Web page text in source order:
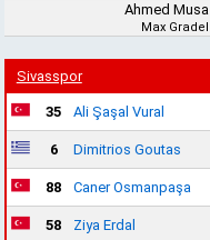
Ahmed Musa
Max Gradel
Sivasspor
35 Ali Şaşal Vural
6 Dimitrios Goutas
88 Caner Osmanpaşa
58 Ziya Erdal